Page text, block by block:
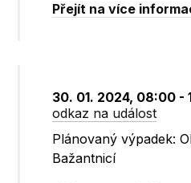
Přejít na více
30. 01. 2024, 08:00 -
odkaz na událost
Plánovaný výpadek:
Bažantnicí